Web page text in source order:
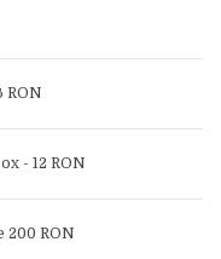
RON
- 12 RON
200 RON